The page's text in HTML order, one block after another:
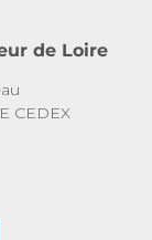
de Loire
CEDEX